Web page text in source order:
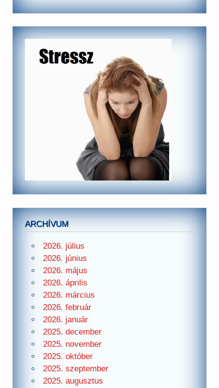
ARCHÍVUM
2026. július
2026. június
2026. május
2026. április
2026. március
2026. február
2026. január
2025. december
2025. november
2025. október
2025. szeptember
2025. augusztus